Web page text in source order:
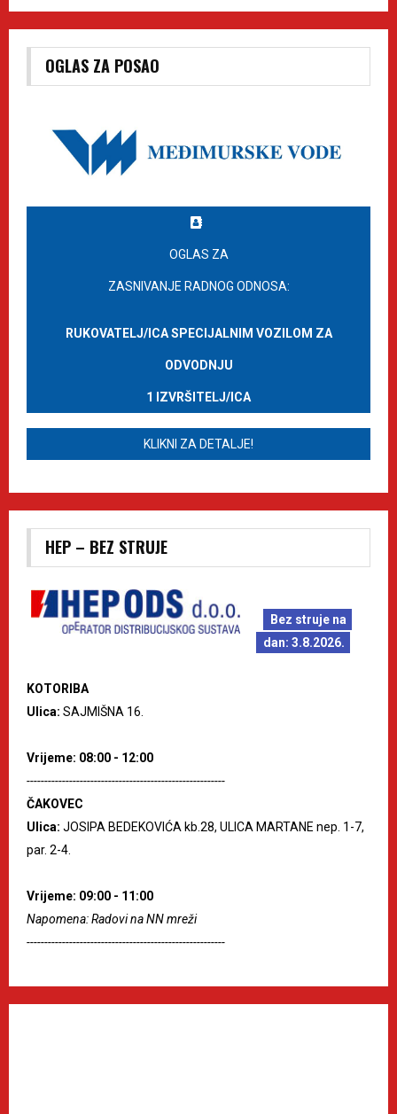
OGLAS ZA POSAO
OGLAS ZA
ZASNIVANJE RADNOG ODNOSA:
RUKOVATELJ/ICA SPECIJALNIM VOZILOM ZA
ODVODNJU
1 IZVRŠITELJ/ICA
KLIKNI ZA DETALJE!
HEP – BEZ STRUJE
Bez struje na
dan: 3.8.2026.
KOTORIBA
Ulica: SAJMIŠNA 16.
Vrijeme: 08:00 - 12:00
--------------------------------------------------------
ČAKOVEC
Ulica: JOSIPA BEDEKOVIĆA kb.28, ULICA MARTANE nep. 1-7,
par. 2-4.
Vrijeme: 09:00 - 11:00
Napomena: Radovi na NN mreži
--------------------------------------------------------